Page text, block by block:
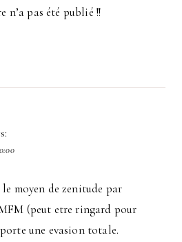
n’a pas été publié !!
moyen de zenitude par
(peut etre ringard pour
une evasion totale.